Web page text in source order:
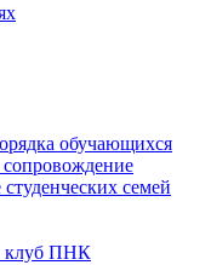
обучающихся
сопровождение
семей
клуб ПНК